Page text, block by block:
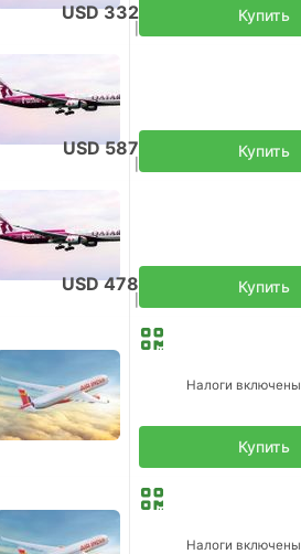
USD 332
Налоги включены
Купить
USD 587
Налоги включены
Купить
пересадка
USD 478
Налоги включены
Купить
Налоги включены
Купить
Налоги включены